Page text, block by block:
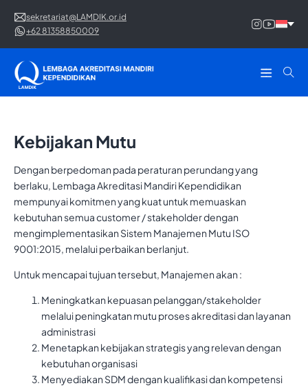
sekretariat@LAMDIK.or.id
+62 81358850009
Kebijakan Mutu
Dengan berpedoman pada peraturan perundang yang
berlaku, Lembaga Akreditasi Mandiri Kependidikan
mempunyai komitmen yang kuat untuk memuaskan
kebutuhan semua customer / stakeholder dengan
mengimplementasikan Sistem Manajemen Mutu ISO
9001:2015, melalui perbaikan berlanjut.
Untuk mencapai tujuan tersebut, Manajemen akan :
Meningkatkan kepuasan pelanggan/stakeholder
melalui peningkatan mutu proses akreditasi dan layanan
administrasi
Menetapkan kebijakan strategis yang relevan dengan
kebutuhan organisasi
Menyediakan SDM dengan kualifikasi dan kompetensi